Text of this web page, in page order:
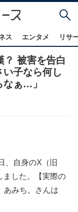
ス エンタメ リサ
？ 被害を告白
い子なら何し
なぁ…」
、自身のX（旧
ました。【実際の
あみち。さんは